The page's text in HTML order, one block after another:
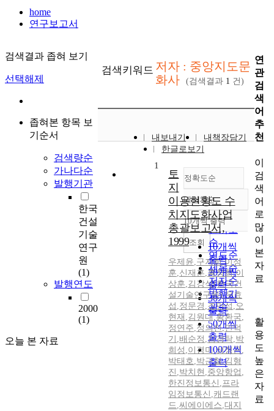
home
연구보고서
검색결과 좁혀 보기
선택해제
좁혀본 항목 보
기순서
검색량순
가나다순
발행기관
한국
건설
기술
연구
원
(1)
발행연도
2000
(1)
오늘 본 자료
검색키워드 저자 : 중앙지도문
화사
(검색결과 1 건)
내보내기
내책장담기
한글로보기
정확도순
정확도
순
인기도
순
연도순
제목순
저자순
발행기
관순
내림차순
내림차순
10개씩 출력
10개씩
출력
20개씩
출력
30개씩
출력
50개씩
출력
100개씩
출력
조회
1
토
지
이용현황도 수
치지도화사업
총괄보고서,
1999
우제윤,구지희,이정
훈,신재훈,홍창희,이
상훈,김강석(한국건
설기술연구원),우효
섭 ,정문경 ,조만섭 ,오
현재 ,김원대,황환국,
정연주,정의진,민덕
기 ,배순정 ,김경탁,박
희성 ,이경미,성정곤,
박태호,박근철,김형
진 ,박치현 ,중앙항업 ,
한진정보통신 ,프라
임정보통신 ,캐드랜
드,씨에이에스,대지
연
관
검
색
어
추
천
이
검
색
어
로
많
이
본
자
료
활
용
도
높
은
자
료